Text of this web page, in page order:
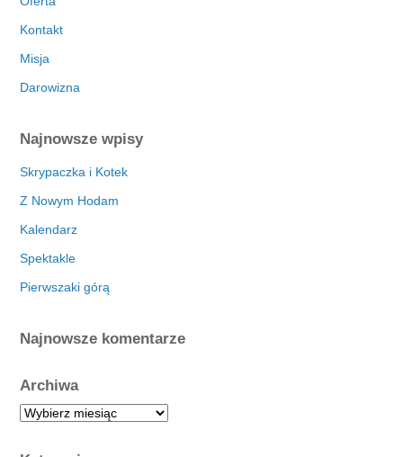
Kontakt
Misja
Darowizna
Najnowsze wpisy
Skrypaczka i Kotek
Z Nowym Hodam
Kalendarz
Spektakle
Pierwszaki górą
Najnowsze komentarze
Archiwa
A
c